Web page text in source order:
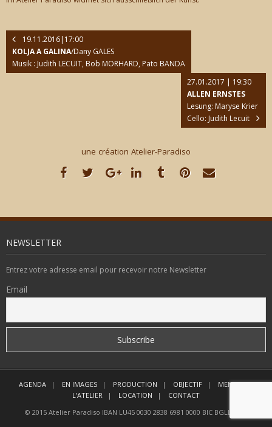
19.11.2016|17:00
KOLJA A GALINA/Dany GALES
Musik : Judith LECUIT, Bob MORHARD, Pato BANDA
27.01.2017 | 19:30
ALLEN ERNSTES
Lesung: Maryse Krier
Cello: Judith Lecuit
une création Atelier-Paradiso
NEWSLETTER
Entrez votre adresse email pour recevoir notre Newsletter
Email
AGENDA EN IMAGES PRODUCTION OBJECTIF
MEMBRES
L’ATELIER
LOCATION
CONTACT
© 2015 Atelier Paradiso IBAN LU45 0030 2838 6981 0000 BIC BGLLLULL